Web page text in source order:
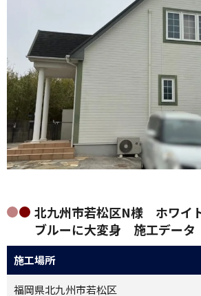
北九州市若松区N様 ホワイ
ブルーに大変身 施工データ
施工場所
福岡県北九州市若松区